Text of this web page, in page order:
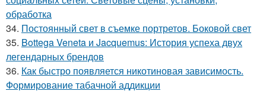
обработка
34. Постоянный свет в съемке портретов. Боковой свет
35. Bottega Veneta и Jacquemus: История успеха двух
легендарных брендов
36. Как быстро появляется никотиновая зависимость.
Формирование табачной аддикции